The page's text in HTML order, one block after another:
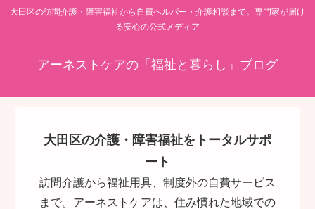
大田区の訪問介護・障害福祉から自費ヘルパー・介護相談まで。専門家が届け
る安心の公式メディア
アーネストケアの「福祉と暮らし」ブログ
大田区の介護・障害福祉をトータルサポ
ート
訪問介護から福祉用具、制度外の自費サービス
まで。アーネストケアは、住み慣れた地域での